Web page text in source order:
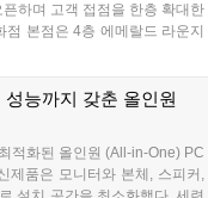
하며 고객 접점을 한층 확대한
본점은 4층 에메랄드 라운지
콘셉트를 적용해 기존 매장보
은 고객이 뱅앤올룹슨의 사운
수 있도록 구성한 것이 특징이
능까지 갖춘 올인원
적화된 올인원 (All-in-One) PC
제품은 모니터와 본체, 스피커,